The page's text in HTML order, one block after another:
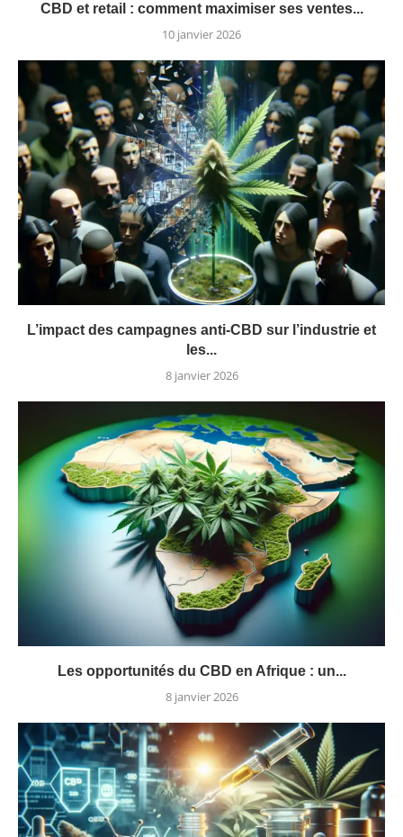
CBD et retail : comment maximiser ses ventes...
10 janvier 2026
L’impact des campagnes anti-CBD sur l’industrie et
les...
8 janvier 2026
Les opportunités du CBD en Afrique : un...
8 janvier 2026